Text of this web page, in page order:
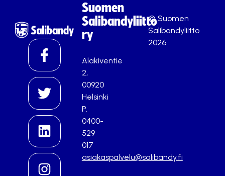
Suomen
Salibandyliitto
ry
Alakiventie
2,
00920
Helsinki
P.
0400-
529
017
asiakaspalvelu@salibandy.fi
© Suomen
Salibandyliitto
2026